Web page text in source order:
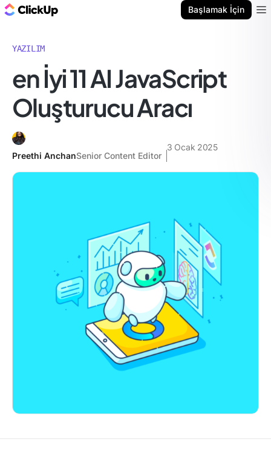
Başlamak İçin
YAZILIM
en İyi 11 AI JavaScript
Oluşturucu Aracı
Preethi AnchanSenior Content Editor
3 Ocak 2025